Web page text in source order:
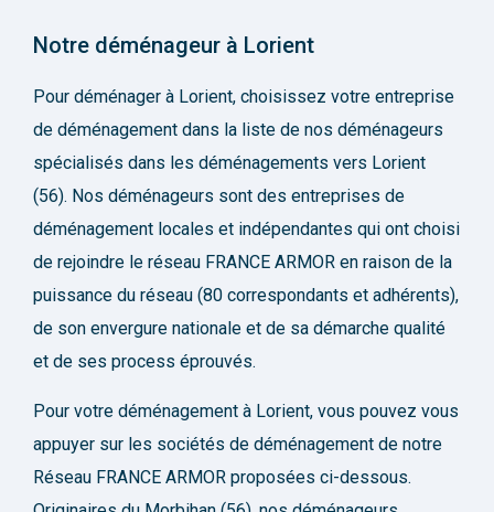
Notre déménageur à Lorient
Pour déménager à Lorient, choisissez votre entreprise
de déménagement dans la liste de nos déménageurs
spécialisés dans les déménagements vers Lorient
(56). Nos déménageurs sont des entreprises de
déménagement locales et indépendantes qui ont choisi
de rejoindre le réseau FRANCE ARMOR en raison de la
puissance du réseau (80 correspondants et adhérents),
de son envergure nationale et de sa démarche qualité
et de ses process éprouvés.
Pour votre déménagement à Lorient, vous pouvez vous
appuyer sur les sociétés de déménagement de notre
Réseau FRANCE ARMOR proposées ci-dessous.